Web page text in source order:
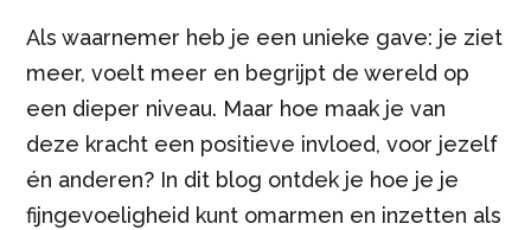
Als waarnemer heb je een unieke gave: je ziet
meer, voelt meer en begrijpt de wereld op
een dieper niveau. Maar hoe maak je van
deze kracht een positieve invloed, voor jezelf
én anderen? In dit blog ontdek je hoe je je
fijngevoeligheid kunt omarmen en inzetten als